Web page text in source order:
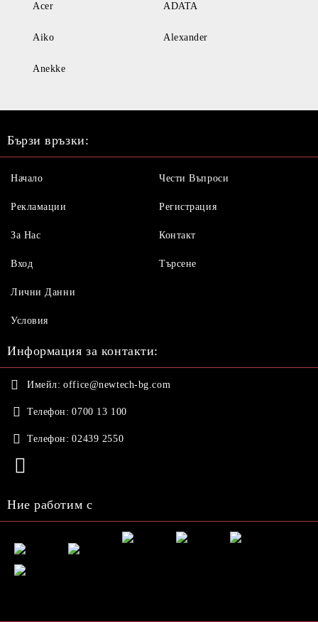
Acer ADATA
Aiko Alexander
Anekke
Бързи връзки:
Начало
Рекламации
За Нас
Вход
Чести Въпроси
Регистрация
Контакт
Търсене
Лични Данни
Условия
Информация за контакти:
Имейл: office@newtech-bg.com
Телефон: 0700 13 100
Телефон: 02439 2550
Ние работим с